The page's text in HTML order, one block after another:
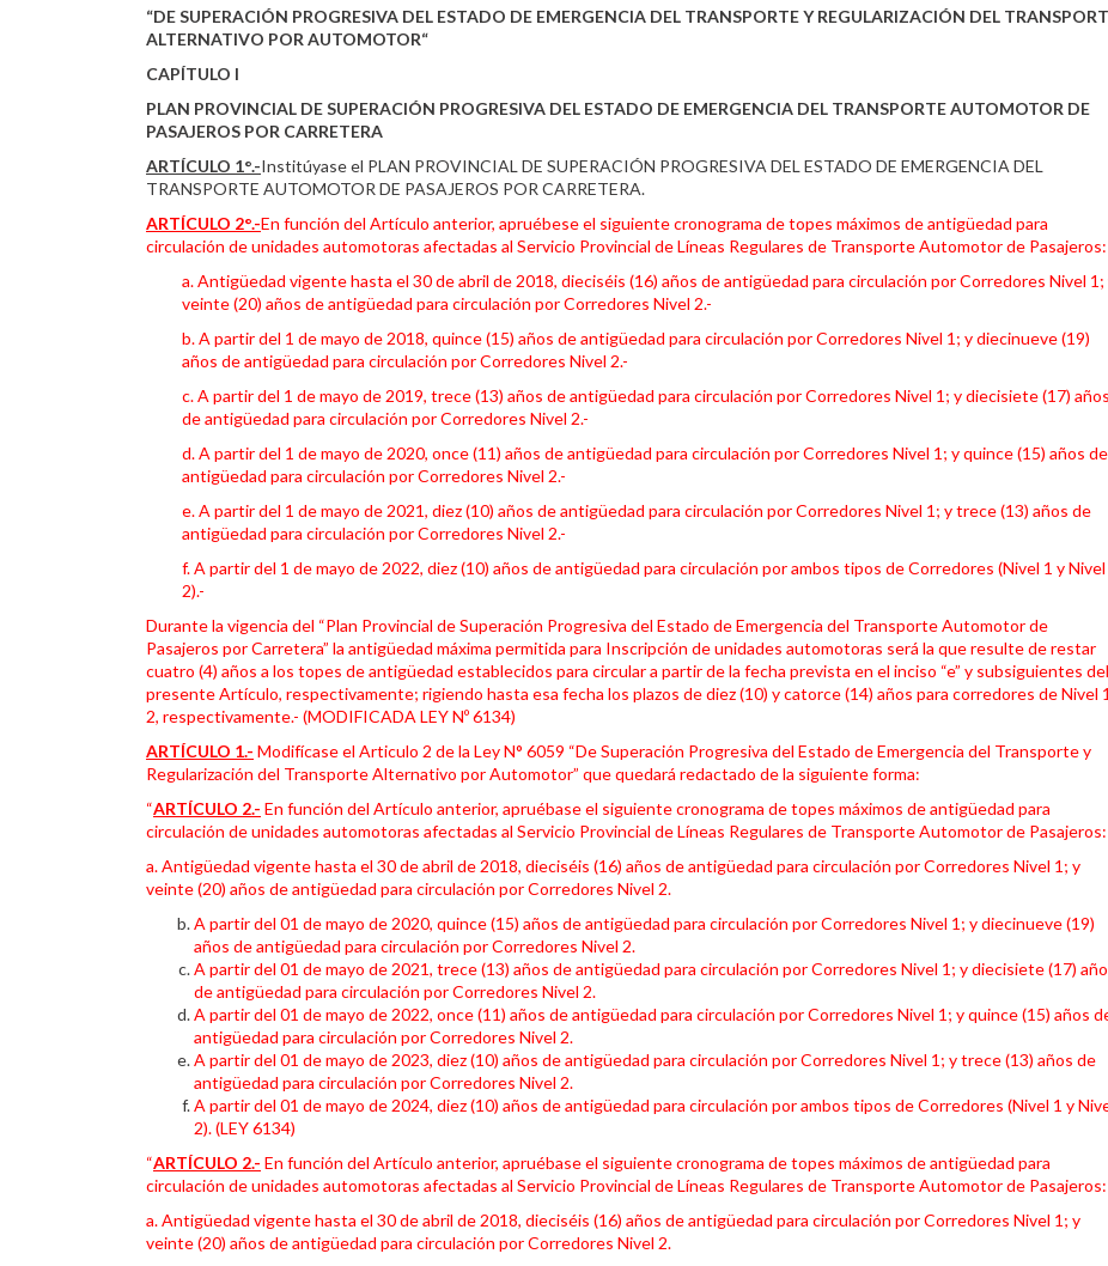
“DE SUPERACIÓN PROGRESIVA DEL ESTADO DE EMERGENCIA DEL TRANSPORTE Y REGULARIZACIÓN DEL
ALTERNATIVO POR AUTOMOTOR“
CAPÍTULO I
PLAN PROVINCIAL DE SUPERACIÓN PROGRESIVA DEL ESTADO DE EMERGENCIA DEL TRANSPORTE AUTOMOTOR DE
PASAJEROS POR CARRETERA
ARTÍCULO 1°.-Institúyase el PLAN PROVINCIAL DE SUPERACIÓN PROGRESIVA DEL ESTADO DE EMERGENCIA DEL
TRANSPORTE AUTOMOTOR DE PASAJEROS POR CARRETERA.
ARTÍCULO 2°.-En función del Artículo anterior, apruébese el siguiente cronograma de topes máximos de antigüedad para
circulación de unidades automotoras afectadas al Servicio Provincial de Líneas Regulares de Transporte Automotor de Pasajeros:
a. Antigüedad vigente hasta el 30 de abril de 2018, dieciséis (16) años de antigüedad para circulación por Corredores Nivel 1;
veinte (20) años de antigüedad para circulación por Corredores Nivel 2.-
b. A partir del 1 de mayo de 2018, quince (15) años de antigüedad para circulación por Corredores Nivel 1; y diecinueve (19)
años de antigüedad para circulación por Corredores Nivel 2.-
c. A partir del 1 de mayo de 2019, trece (13) años de antigüedad para circulación por Corredores Nivel 1; y diecisiete (17) años
de antigüedad para circulación por Corredores Nivel 2.-
d. A partir del 1 de mayo de 2020, once (11) años de antigüedad para circulación por Corredores Nivel 1; y quince (15) años de
antigüedad para circulación por Corredores Nivel 2.-
e. A partir del 1 de mayo de 2021, diez (10) años de antigüedad para circulación por Corredores Nivel 1; y trece (13) años de
antigüedad para circulación por Corredores Nivel 2.-
f. A partir del 1 de mayo de 2022, diez (10) años de antigüedad para circulación por ambos tipos de Corredores (Nivel 1 y Nivel
2).-
Durante la vigencia del “Plan Provincial de Superación Progresiva del Estado de Emergencia del Transporte Automotor de
Pasajeros por Carretera” la antigüedad máxima permitida para Inscripción de unidades automotoras será la que resulte de restar
cuatro (4) años a los topes de antigüedad establecidos para circular a partir de la fecha prevista en el inciso “e” y subsiguientes del
presente Artículo, respectivamente; rigiendo hasta esa fecha los plazos de diez (10) y catorce (14) años para corredores de Nivel
2, respectivamente.- (MODIFICADA LEY Nº 6134)
ARTÍCULO 1.- Modifícase el Articulo 2 de la Ley N° 6059 “De Superación Progresiva del Estado de Emergencia del Transporte y
Regularización del Transporte Alternativo por Automotor” que quedará redactado de la siguiente forma:
“ARTÍCULO 2.- En función del Artículo anterior, apruébase el siguiente cronograma de topes máximos de antigüedad para
circulación de unidades automotoras afectadas al Servicio Provincial de Líneas Regulares de Transporte Automotor de Pasajeros:
a. Antigüedad vigente hasta el 30 de abril de 2018, dieciséis (16) años de antigüedad para circulación por Corredores Nivel 1; y
veinte (20) años de antigüedad para circulación por Corredores Nivel 2.
A partir del 01 de mayo de 2020, quince (15) años de antigüedad para circulación por Corredores Nivel 1; y diecinueve (19)
años de antigüedad para circulación por Corredores Nivel 2.
A partir del 01 de mayo de 2021, trece (13) años de antigüedad para circulación por Corredores Nivel 1; y diecisiete (17)
de antigüedad para circulación por Corredores Nivel 2.
A partir del 01 de mayo de 2022, once (11) años de antigüedad para circulación por Corredores Nivel 1; y quince (15) años
antigüedad para circulación por Corredores Nivel 2.
A partir del 01 de mayo de 2023, diez (10) años de antigüedad para circulación por Corredores Nivel 1; y trece (13) años de
antigüedad para circulación por Corredores Nivel 2.
A partir del 01 de mayo de 2024, diez (10) años de antigüedad para circulación por ambos tipos de Corredores (Nivel 1 y
2). (LEY 6134)
“ARTÍCULO 2.- En función del Artículo anterior, apruébase el siguiente cronograma de topes máximos de antigüedad para
circulación de unidades automotoras afectadas al Servicio Provincial de Líneas Regulares de Transporte Automotor de Pasajeros:
a. Antigüedad vigente hasta el 30 de abril de 2018, dieciséis (16) años de antigüedad para circulación por Corredores Nivel 1; y
veinte (20) años de antigüedad para circulación por Corredores Nivel 2.